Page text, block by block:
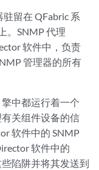
留在 QFabric 系
。SNMP 代理
软件中，负责
管理器的所有
中都运行着一个
关组件设备的信
软件中的 SNMP
软件中的
陷阱并将其发送到